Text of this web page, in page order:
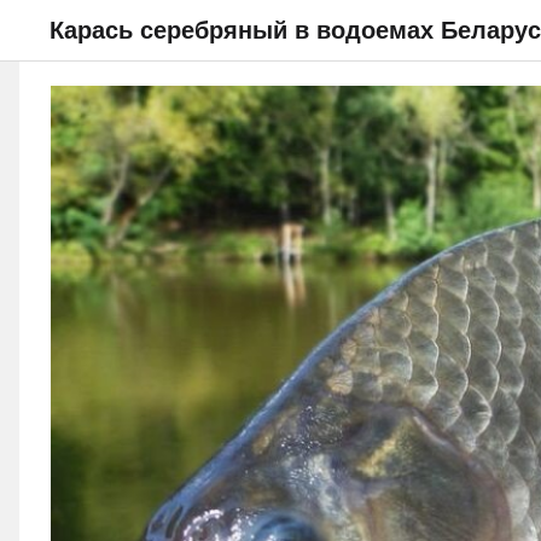
НОВОСТИ
Карась серебряный в водоемах